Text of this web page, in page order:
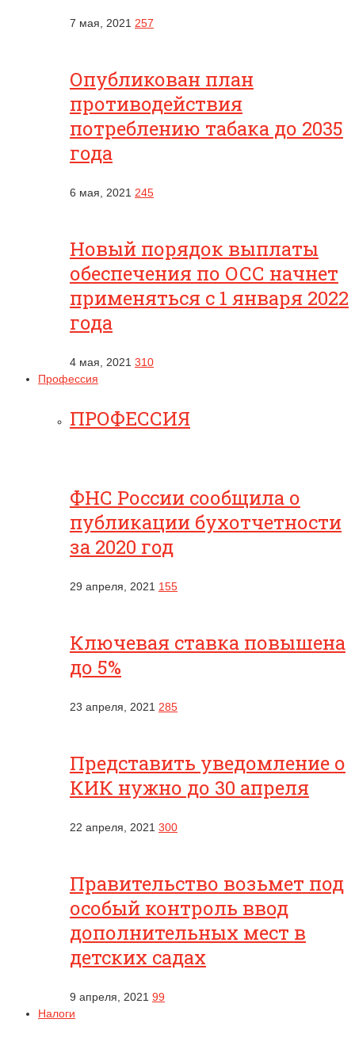
7 мая, 2021 257
Опубликован план
противодействия
потреблению табака до 2035
года
6 мая, 2021 245
Новый порядок выплаты
обеспечения по ОСС начнет
применяться с 1 января 2022
года
4 мая, 2021 310
Профессия
ПРОФЕССИЯ
ФНС России сообщила о
публикации бухотчетности
за 2020 год
29 апреля, 2021 155
Ключевая ставка повышена
до 5%
23 апреля, 2021 285
Представить уведомление о
КИК нужно до 30 апреля
22 апреля, 2021 300
Правительство возьмет под
особый контроль ввод
дополнительных мест в
детских садах
9 апреля, 2021 99
Налоги